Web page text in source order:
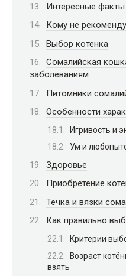
Интересные факты
Кому не
Выбор котенка
Сомалийская
заболеваниям
Питомники
Особенности
Игривость и
Ум и
Здоровье
Приобретение
Течка и вязки
Как правильно
Критерии
Возраст
взять